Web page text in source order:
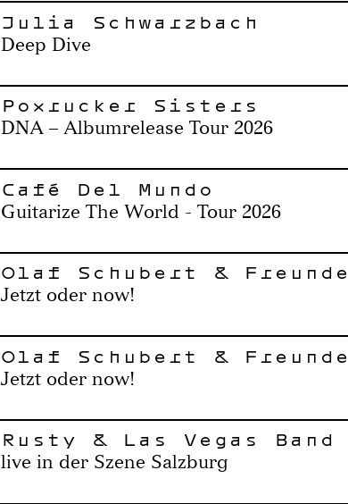
Julia Schwarzbach
Deep Dive
Poxrucker Sisters
DNA – Albumrelease Tour 2026
Café Del Mundo
Guitarize The World - Tour 2026
Olaf Schubert & Freunde
Jetzt oder now!
Olaf Schubert & Freunde
Jetzt oder now!
Rusty & Las Vegas Band
live in der Szene Salzburg